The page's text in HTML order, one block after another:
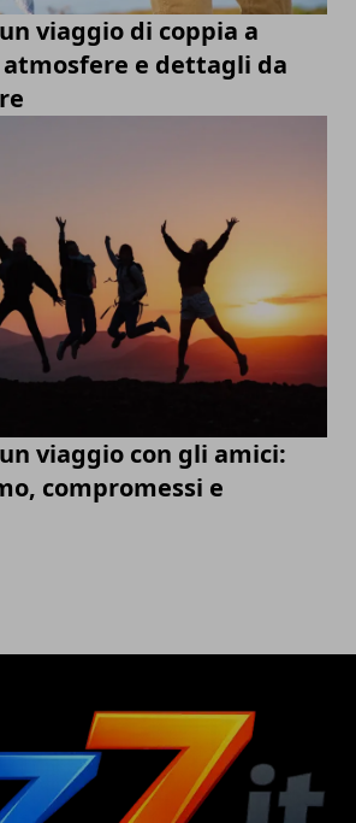
viaggio di coppia a
e dettagli da
viaggio con gli amici:
compromessi e